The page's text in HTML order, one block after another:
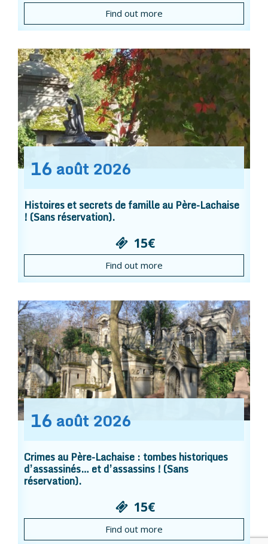
Find out more
16 août 2026
Histoires et secrets de famille au Père-Lachaise
! (Sans réservation).
15€
Find out more
16 août 2026
Crimes au Père-Lachaise : tombes historiques
d’assassinés… et d’assassins ! (Sans
réservation).
15€
Find out more